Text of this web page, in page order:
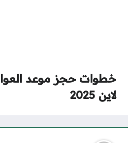
خطوات حجز موعد
لاين 2025